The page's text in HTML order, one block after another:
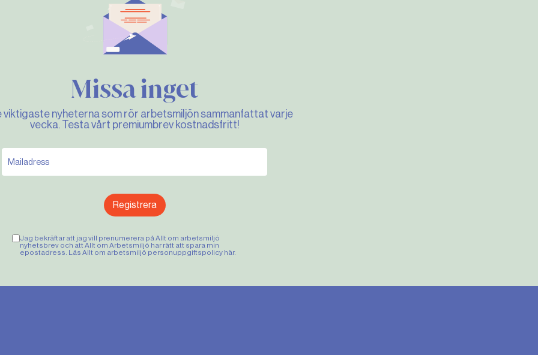
Missa inget
viktigaste nyheterna som rör arbetsmiljön sammanfattat varje
vecka. Testa vårt premiumbrev kostnadsfritt!
Registrera
Jag bekräftar att jag vill prenumerera på Allt om arbetsmiljö
nyhetsbrev och att Allt om Arbetsmiljö har rätt att spara min
epostadress. Läs Allt om arbetsmiljö personuppgiftspolicy här.